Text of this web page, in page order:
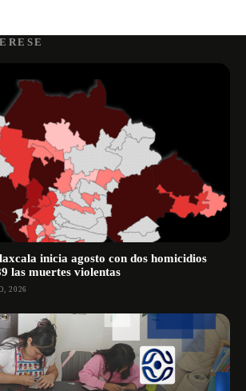
inicia agosto con dos homicidios
las muertes violentas
2026